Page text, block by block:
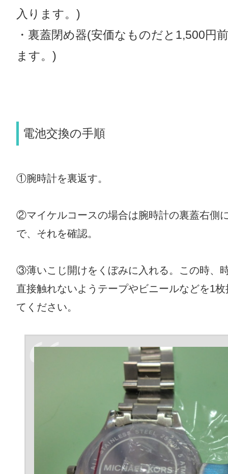
入ります。)
・裏蓋閉め器(安価なものだと1,500円
ます。)
電池交換の手順
①腕時計を裏返す。
②マイケルコースの場合は腕時計の裏蓋右側
で、それを確認。
③薄いこじ開けをくぼみに入れる。この時、
直接触れないようテープやビニールなどを1
てください。